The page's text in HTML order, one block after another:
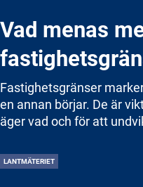
Vad menas
Fastighetsgränser
en annan börjar. De är
äger vad och för att
LANTMÄTERIET